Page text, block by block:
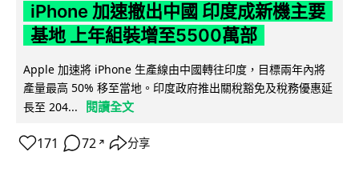
iPhone 加速撤出中國 印度成新機主要
基地 上年組裝增至5500萬部
Apple 加速將 iPhone 生產線由中國轉往印度，目標兩年內將
產量最高 50% 移至當地。印度政府推出關稅豁免及稅務優惠延
長至 204...
閱讀全文
171 72 ↗ 分享